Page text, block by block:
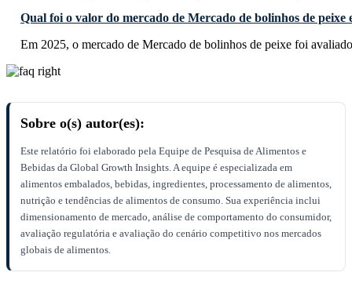
Qual foi o valor do mercado de Mercado de bolinhos de peixe
Em 2025, o mercado de Mercado de bolinhos de peixe foi
Sobre o(s) autor(es):
Este relatório foi elaborado pela Equipe de Pesquisa de Alimentos e
Bebidas da Global Growth Insights. A equipe é especializada em
alimentos embalados, bebidas, ingredientes, processamento de alimentos,
nutrição e tendências de alimentos de consumo. Sua experiência inclui
dimensionamento de mercado, análise de comportamento do consumidor,
avaliação regulatória e avaliação do cenário competitivo nos mercados
globais de alimentos.